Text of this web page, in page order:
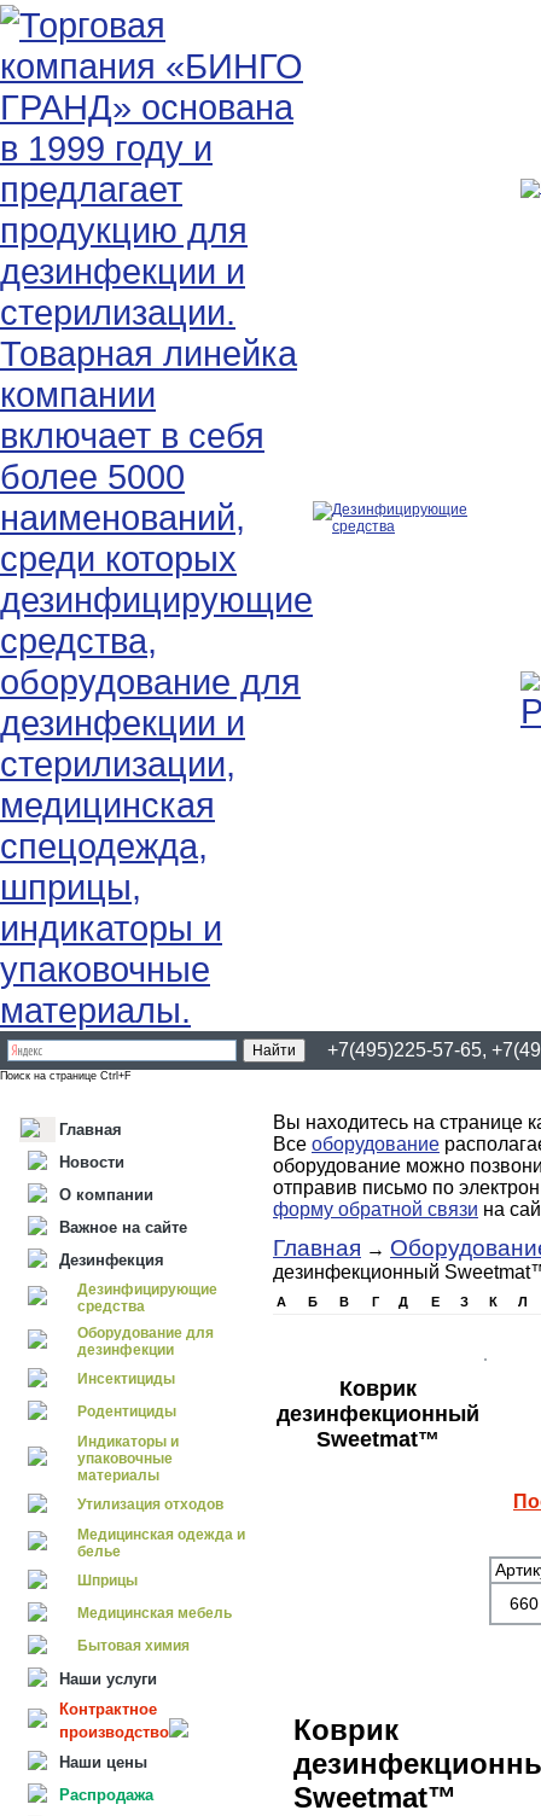
+7(495)225-57-65,
Поиск на странице Ctrl+F
Главная
Новости
О компании
Важное на сайте
Дезинфекция
Дезинфицирующие
средства
Оборудование для
дезинфекции
Инсектициды
Родентициды
Индикаторы и
упаковочные
материалы
Утилизация отходов
Медицинская одежда и
белье
Шприцы
Медицинская мебель
Бытовая химия
Наши услуги
Контрактное
производство
Наши цены
Распродажа
Вы находитесь на странице
Все оборудование
оборудование можно
отправив письмо по
форму обратной связи на
Главная →
дезинфекционный
А Б В Г Д Е З К Л
Коврик
дезинфекционный
Sweetmat™
Коврик
Sweetmat™